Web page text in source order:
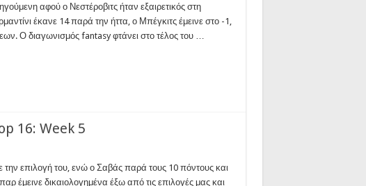
αφού ο Νεστέροβιτς ήταν εξαιρετικός στη
έκανε 14 παρά την ήττα, ο Μπέγκιτς έμεινε στο -1,
Ο διαγωνισμός fantasy φτάνει στο τέλος του …
16: Week 5
επιλογή του, ενώ ο Σαβάς παρά τους 10 πόντους και
έμεινε δικαιολογημένα έξω από τις επιλογές μας και